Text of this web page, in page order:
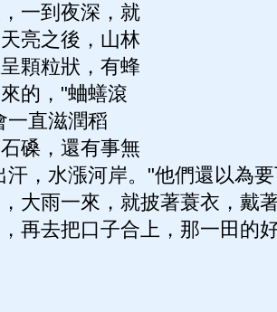
一到夜深，就
亮之後，山林
顆粒狀，有蜂
的，"蛐蟮滾
一直滋潤稻
磉，還有事無
，水漲河岸。"他們還以為
大雨一來，就披著蓑衣，戴
再去把口子合上，那一田的